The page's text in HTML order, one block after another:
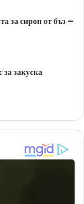
за сироп от бъз –
закуска